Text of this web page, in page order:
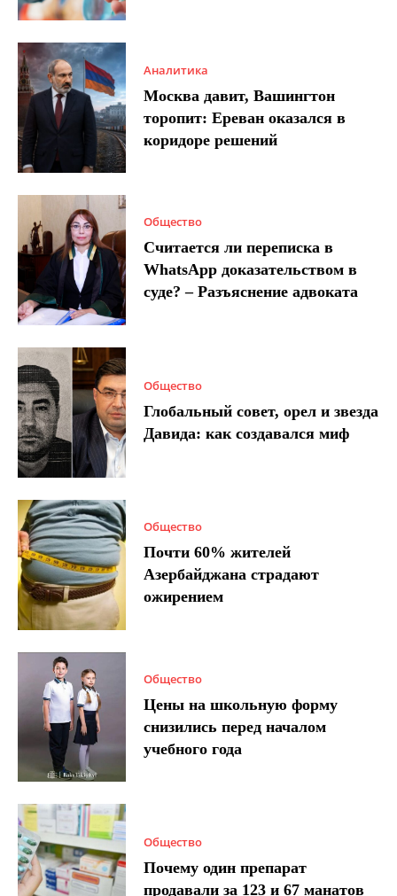
Аналитика
Москва давит, Вашингтон
торопит: Ереван оказался в
коридоре решений
Общество
Считается ли переписка в
WhatsApp доказательством в
суде? – Разъяснение адвоката
Общество
Глобальный совет, орел и звезда
Давида: как создавался миф
Общество
Почти 60% жителей
Азербайджана страдают
ожирением
Общество
Цены на школьную форму
снизились перед началом
учебного года
Общество
Почему один препарат
продавали за 123 и 67 манатов